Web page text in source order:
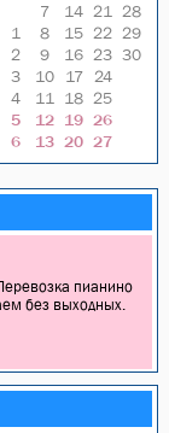
7 14 21
28
1
8 15 22 29
2
9 16 23 30
3
10 17
24
4
11 18 25
5
12 19 26
6
13 20 27
пианино
без выходных.